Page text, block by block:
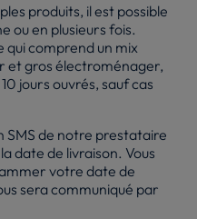
produits, il est possible
ou en plusieurs fois.
qui comprend un mix
et gros électroménager,
jours ouvrés, sauf cas
SMS de notre prestataire
date de livraison. Vous
votre date de
sera communiqué par